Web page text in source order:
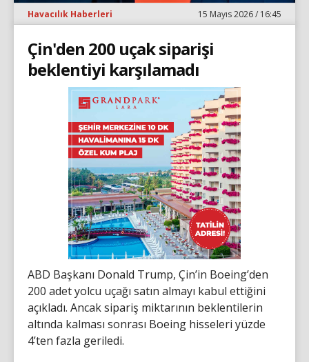
Havacılık Haberleri 15 Mayıs 2026 / 16:45
Çin'den 200 uçak siparişi
beklentiyi karşılamadı
ABD Başkanı Donald Trump, Çin’in Boeing’den
200 adet yolcu uçağı satın almayı kabul ettiğini
açıkladı. Ancak sipariş miktarının beklentilerin
altında kalması sonrası Boeing hisseleri yüzde
4’ten fazla geriledi.